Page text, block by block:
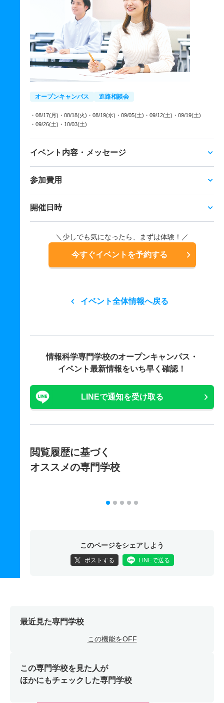
オープンキャンパス 進路相談会
・08/17(月) ・08/18(火) ・08/19(水) ・09/05(土) ・09/12(土) ・09/19(土)
・09/26(土) ・10/03(土)
イベント内容・メッセージ
参加費用
開催日時
＼少しでも気になったら、まずは体験！／
今すぐイベントを予約する
イベント全体情報へ戻る
情報科学専門学校のオープンキャンパス・
イベント最新情報をいち早く確認！
LINEで通知を受け取る
閲覧履歴に基づく
オススメの専門学校
このページをシェアしよう
ポストする LINEで送る
最近見た専門学校
この機能をOFF
この専門学校を見た人が
ほかにもチェックした専門学校